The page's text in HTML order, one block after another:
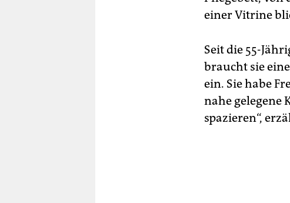
einer Vitrine
Seit die 55-
braucht sie
ein. Sie habe
nahe gelegene
spazieren“,